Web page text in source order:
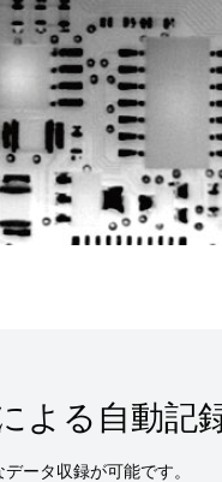
よる自動
ータ収録が可能です。